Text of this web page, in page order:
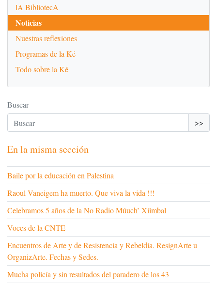
lA BibliotecA
Noticias
Nuestras reflexiones
Programas de la Ké
Todo sobre la Ké
Buscar
>>
En la misma sección
Baile por la educación en Palestina
Raoul Vaneigem ha muerto. Que viva la vida !!!
Celebramos 5 años de la No Radio Múuch’ Xíimbal
Voces de la CNTE
Encuentros de Arte y de Resistencia y Rebeldía. ResignArte u
OrganizArte. Fechas y Sedes.
Mucha policía y sin resultados del paradero de los 43